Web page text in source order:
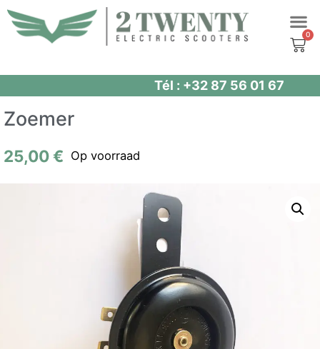
Spring
naar
Tél : +32 87 56 01 67
Zoemer
25,00€ Op voorraad